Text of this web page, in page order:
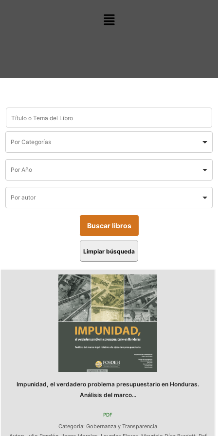
Limpiar búsqueda
Impunidad, el verdadero problema presupuestario en Honduras.
Análisis del marco...
PDF
Categoría: Gobernanza y Transparencia